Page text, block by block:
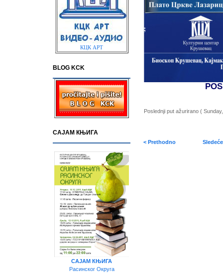
КЦК АРТ
BLOG KCK
САЈАМ КЊИГА
САЈАМ КЊИГА
Расинског Округа
Poslednji put ažurirano (
< Prethodno